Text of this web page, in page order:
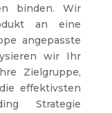
binden. Wir
an eine
angepasste
wir Ihr
Zielgruppe,
effektivsten
Strategie